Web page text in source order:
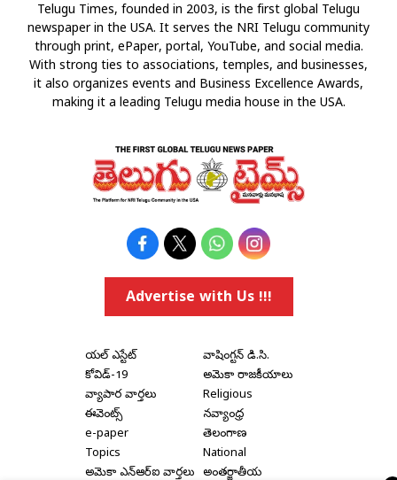
Telugu Times, founded in 2003, is the first global Telugu
newspaper in the USA. It serves the NRI Telugu community
through print, ePaper, portal, YouTube, and social media.
With strong ties to associations, temples, and businesses,
it also organizes events and Business Excellence Awards,
making it a leading Telugu media house in the USA.
Advertise with Us !!!
రియల్ ఎస్టేట్
కోవిడ్-19
వ్యాపార వార్తలు
ఈవెంట్స్
e-paper
Topics
అమెరికా ఎన్‌ఆర్‌ఐ వార్తలు
వాషింగ్టన్ డి.సి.
అమెరికా రాజకీయాలు
Religious
నవ్యాంధ్ర
తెలంగాణ
National
అంతర్జాతీయ